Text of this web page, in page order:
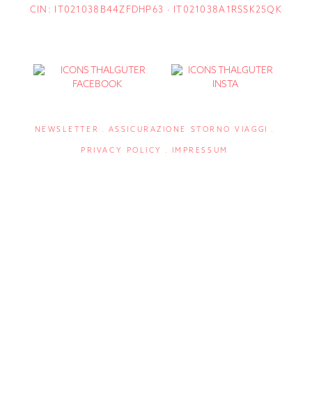
CIN: IT021038B44ZFDHP63 · IT021038A1RSSK25QK
NEWSLETTER ASSICURAZIONE STORNO VIAGGI
PRIVACY POLICY IMPRESSUM